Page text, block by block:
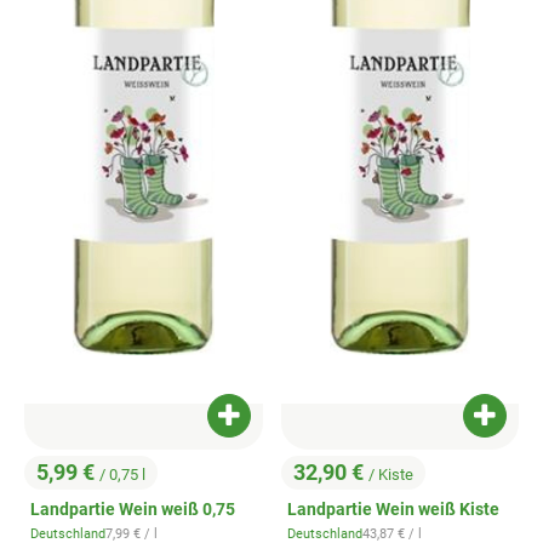
, Preis:
5,99 € / 0,75 l
Landpartie Wein weiß 0,75
Deutschland, Referenzpreis:
7,99 € / l
Produkt zum Warenkorb hinzufügen
, Preis:
32,90 € / Kiste
Landpartie Wein weiß Kiste
Deutschland, Referenzpreis:
43,87 € / l